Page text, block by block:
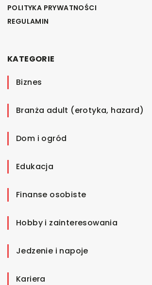
POLITYKA PRYWATNOŚCI
REGULAMIN
KATEGORIE
Biznes
Branża adult (erotyka, hazard)
Dom i ogród
Edukacja
Finanse osobiste
Hobby i zainteresowania
Jedzenie i napoje
Kariera